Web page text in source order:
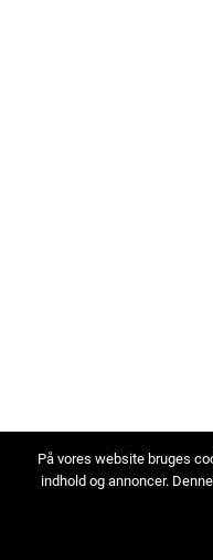
På vores website bruges
indhold og annoncer.